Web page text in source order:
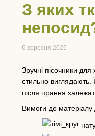
З яких
6 вересня 2025
Зручні пісочники
стильно виглядають.
після прання
Вимоги до матеріалу